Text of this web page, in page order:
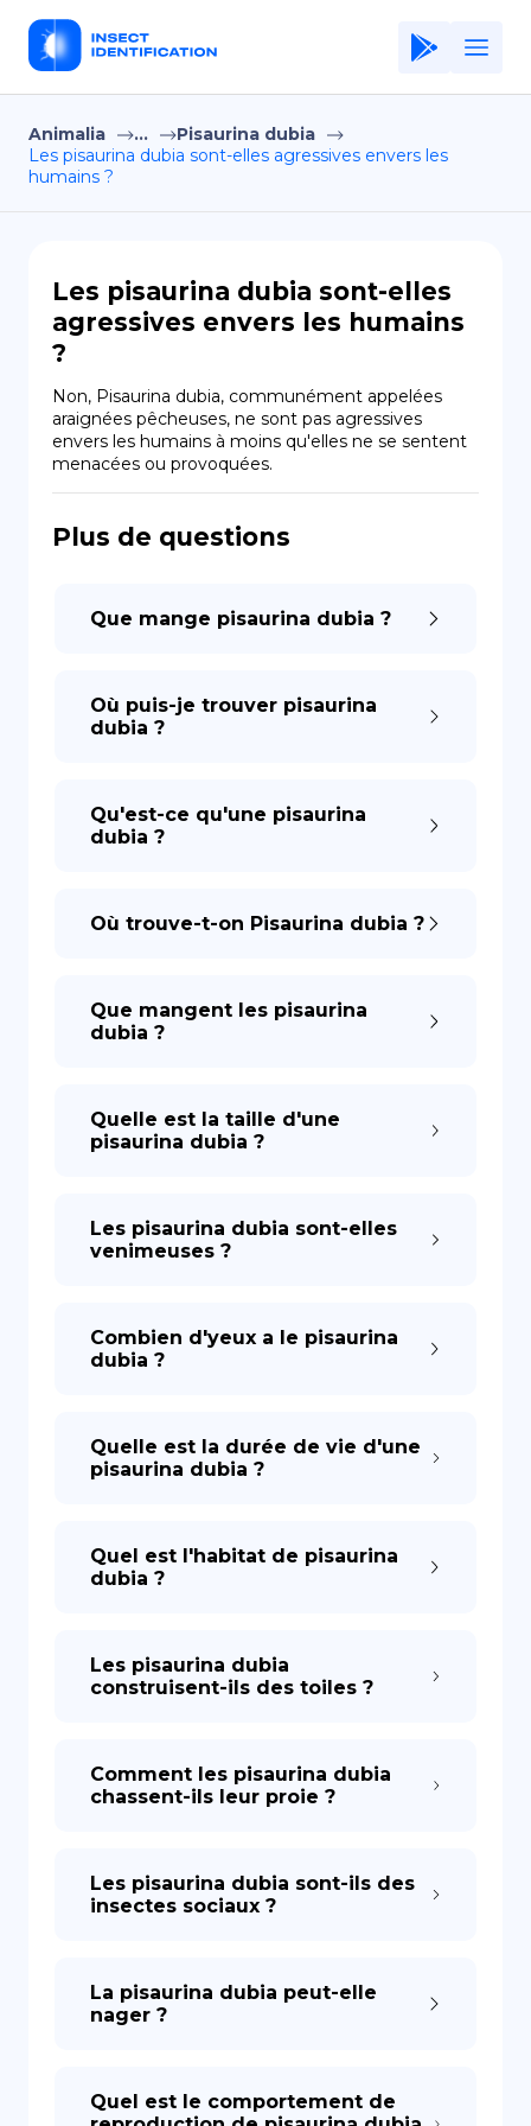
Home
Application
Privacy Policy
EN
Animalia ...
Pisaurina dubia
Les pisaurina dubia sont-elles agressives envers les
humains ?
Les pisaurina dubia sont-elles
agressives envers les humains
?
Non, Pisaurina dubia, communément appelées
araignées pêcheuses, ne sont pas agressives
envers les humains à moins qu'elles ne se sentent
menacées ou provoquées.
Plus de questions
Que mange pisaurina dubia ?
Où puis-je trouver pisaurina
dubia ?
Qu'est-ce qu'une pisaurina
dubia ?
Où trouve-t-on Pisaurina dubia ?
Que mangent les pisaurina
dubia ?
Quelle est la taille d'une
pisaurina dubia ?
Les pisaurina dubia sont-elles
venimeuses ?
Combien d'yeux a le pisaurina
dubia ?
Quelle est la durée de vie d'une
pisaurina dubia ?
Quel est l'habitat de pisaurina
dubia ?
Les pisaurina dubia
construisent-ils des toiles ?
Comment les pisaurina dubia
chassent-ils leur proie ?
Les pisaurina dubia sont-ils des
insectes sociaux ?
La pisaurina dubia peut-elle
nager ?
Quel est le comportement de